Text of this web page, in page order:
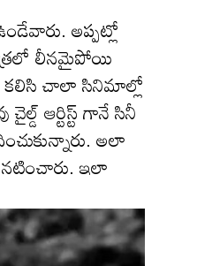
అప్పట్లో
లీనమైపోయి
కలిసి చాలా సినిమాల్లో
ఆర్టిస్ట్ గానే సినీ
అలా
ఇలా